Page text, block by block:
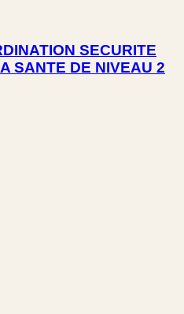
SECURITE
SANTE DE NIVEAU 2